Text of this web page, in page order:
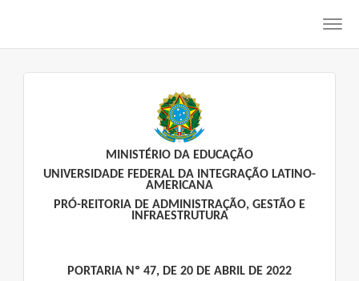
MINISTÉRIO DA EDUCAÇÃO
UNIVERSIDADE FEDERAL DA INTEGRAÇÃO LATINO-
AMERICANA
PRÓ-REITORIA DE ADMINISTRAÇÃO, GESTÃO E
INFRAESTRUTURA
PORTARIA Nº 47, DE 20 DE ABRIL DE 2022